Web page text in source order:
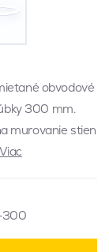
obvodové
300 mm.
murovanie stien
Viac
300